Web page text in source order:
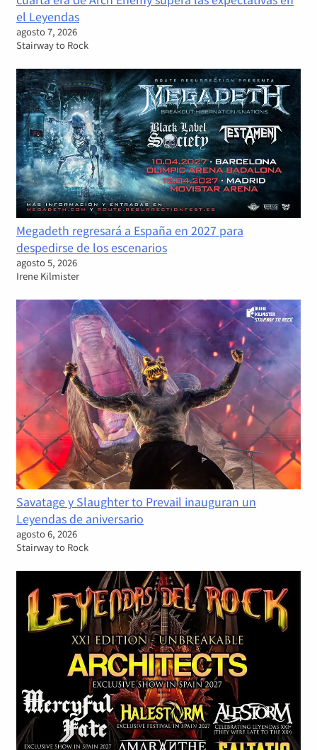
el Leyendas
agosto 7, 2026
Stairway to Rock
Megadeth regresará a España en 2027 para
despedirse de los escenarios
agosto 5, 2026
Irene Kilmister
Savatage y Slaughter to Prevail inauguran un
Leyendas de aniversario
agosto 6, 2026
Stairway to Rock